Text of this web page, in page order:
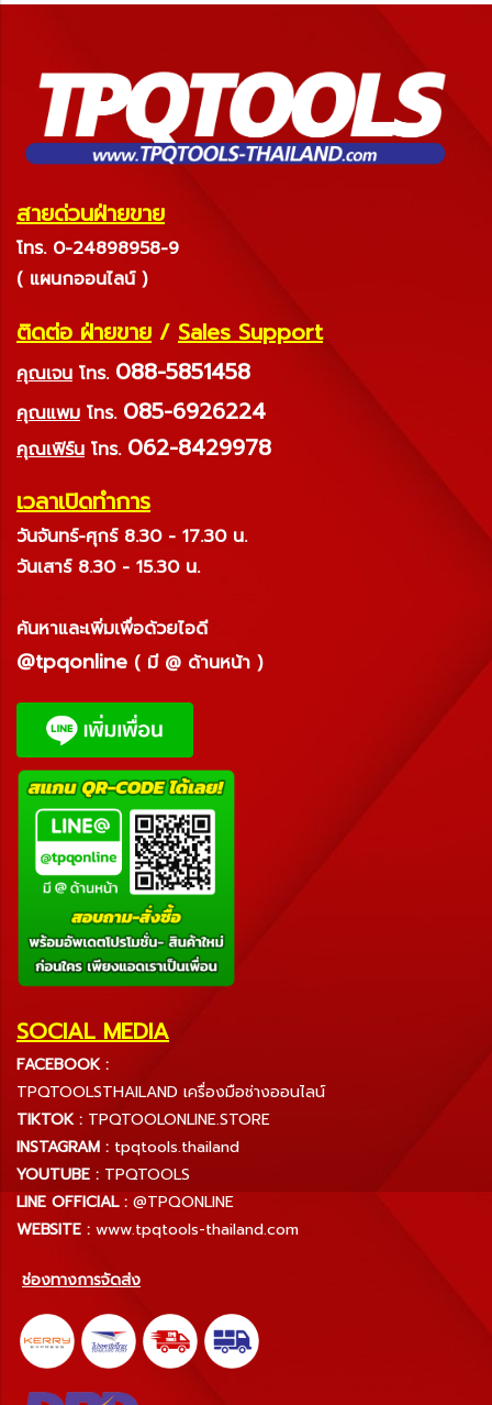
สายด่วนฝ่ายขาย
โทร. 0-24898958-9
( แผนกออนไลน์ )
ติดต่อ ฝ่ายขาย / Sales Support
คุณเจน โทร. 088-5851458
คุณแพม โทร. 085-6926224
คุณเฟิร์น โทร. 062-8429978
เวลาเปิดทำการ
วันจันทร์-ศุกร์ 8.30 - 17.30 น.
วันเสาร์ 8.30 - 15.30 น.
ค้นหาและเพิ่มเพื่อด้วยไอดี
@tpqonline ( มี @ ด้านหน้า )
SOCIAL MEDIA
FACEBOOK :
TPQTOOLSTHAILAND เครื่องมือช่างออนไลน์
TIKTOK : TPQTOOLONLINE.STORE
INSTAGRAM : tpqtools.thailand
YOUTUBE : TPQTOOLS
LINE OFFICIAL : @TPQONLINE
WEBSITE : www.tpqtools-thailand.com
ช่องทางการจัดส่ง